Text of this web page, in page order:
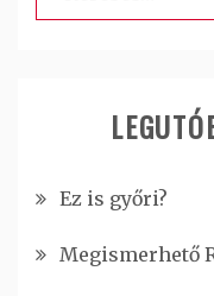
Ez is győri?
Megismerhető